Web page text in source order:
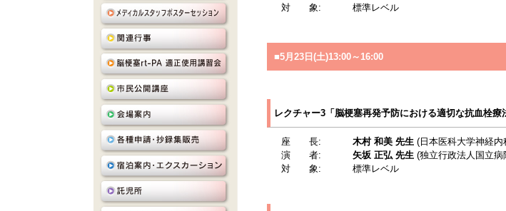
対 象:
標準レベル
■5月23日(土)13:00～16:00
レクチャー3「脳梗塞再発予防における適切な抗血栓療
座 長: 木村 和美 先生(日本医科大学神経内
演 者:
矢坂 正弘 先生(独立行政法人国立病
対 象:
標準レベル